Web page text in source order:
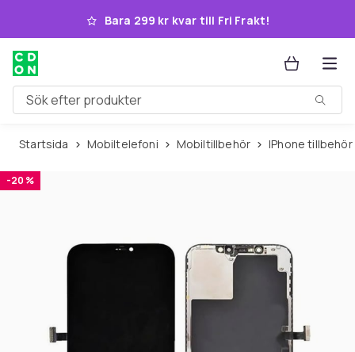
Hoppa till huvudinnehållet
Bara 299 kr kvar till Fri Frakt!
Sök efter produkter
Startsida Mobiltelefoni Mobiltillbehör iPhone tillbehör
-20 %